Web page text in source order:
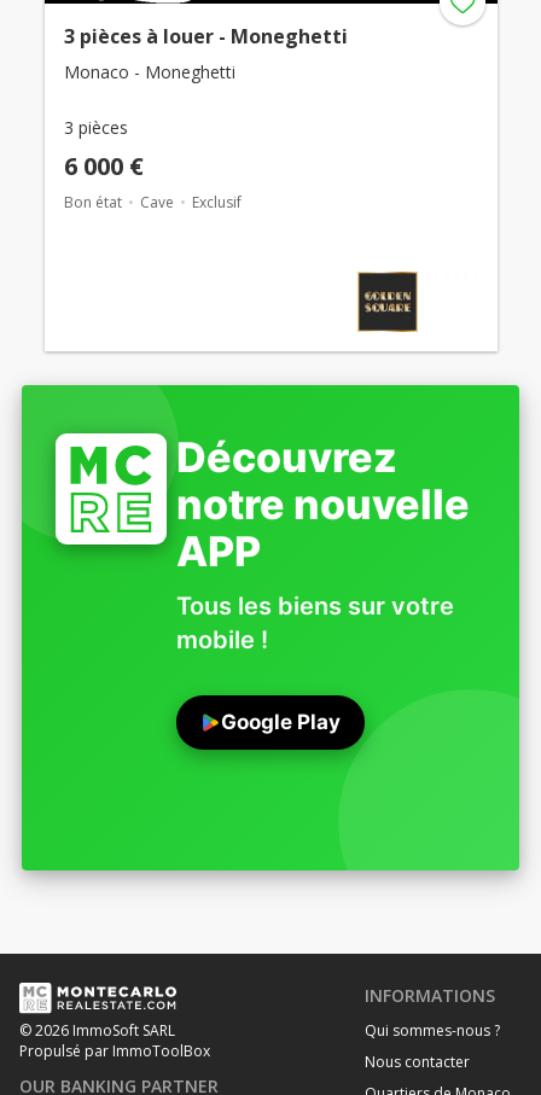
3 pièces à louer - Moneghetti
Monaco - Moneghetti
3 pièces
6 000 €
Bon état Cave Exclusif
Découvrez
notre nouvelle
APP
Tous les biens sur votre
mobile !
Google Play
© 2026 ImmoSoft SARL
Propulsé par ImmoToolBox
OUR BANKING PARTNER
INFORMATIONS
Qui sommes-nous ?
Nous contacter